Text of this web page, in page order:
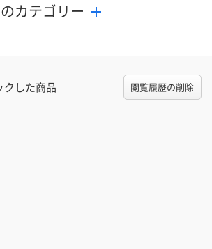
カテゴリー
クした商品 閲覧履歴の削除